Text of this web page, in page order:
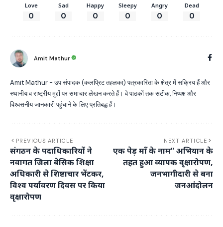
Love
0
Sad
0
Happy
0
Sleepy
0
Angry
0
Dead
0
Amit Mathur
Amit Mathur - उप संपादक (कलप्रिट तहलका) पत्रकारिता के क्षेत्र में सक्रिय हैं और
स्थानीय व राष्ट्रीय मुद्दों पर समाचार लेखन करते हैं। वे पाठकों तक सटीक, निष्पक्ष और
विश्वसनीय जानकारी पहुंचाने के लिए प्रतिबद्ध हैं।
PREVIOUS ARTICLE
संगठन के पदाधिकारियों ने
नवागत जिला बेसिक शिक्षा
अधिकारी से शिष्टाचार भेंटकर,
विश्व पर्यावरण दिवस पर किया
वृक्षारोपण
NEXT ARTICLE
एक पेड़ माँ के नाम” अभियान के
तहत हुआ व्यापक वृक्षारोपण,
जनभागीदारी से बना
जनआंदोलन